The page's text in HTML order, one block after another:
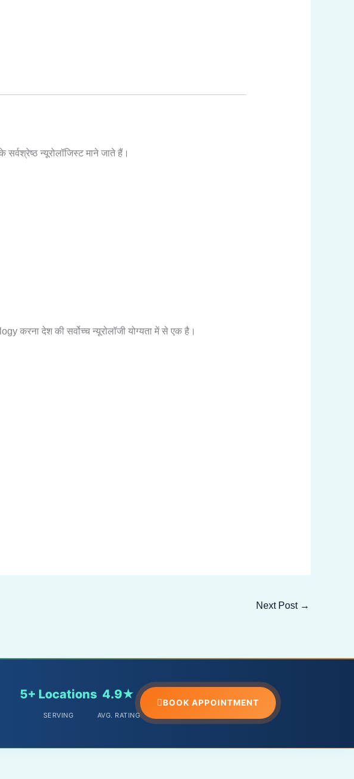
न्यूरोलॉजिस्ट माने जाते हैं।
करना देश की सर्वोच्च न्यूरोलॉजी योग्यता में से एक है।
Next Post →
5+ Locations
SERVING
4.9★
AVG. RATING
BOOK APPOINTMENT